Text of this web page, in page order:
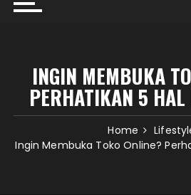
INGIN MEMBUKA
PERHATIKAN 5
Home
Ingin Membuka Toko Online?